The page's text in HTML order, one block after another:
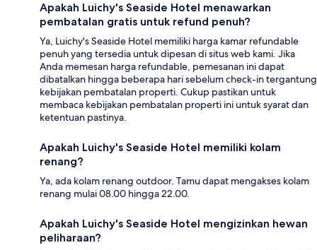
Apakah Luichy's Seaside Hotel menawarkan
pembatalan gratis untuk refund penuh?
Ya, Luichy's Seaside Hotel memiliki harga kamar refundable
penuh yang tersedia untuk dipesan di situs web kami. Jika
Anda memesan harga refundable, pemesanan ini dapat
dibatalkan hingga beberapa hari sebelum check-in tergantung
kebijakan pembatalan properti. Cukup pastikan untuk
membaca kebijakan pembatalan properti ini untuk syarat dan
ketentuan pastinya.
Apakah Luichy's Seaside Hotel memiliki kolam
renang?
Ya, ada kolam renang outdoor. Tamu dapat mengakses kolam
renang mulai 08.00 hingga 22.00.
Apakah Luichy's Seaside Hotel mengizinkan hewan
peliharaan?